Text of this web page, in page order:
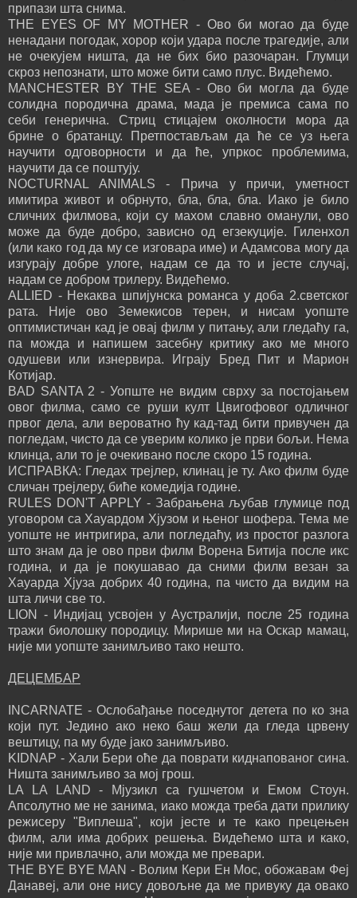
припази шта снима.
THE EYES OF MY MOTHER - Ово би могао да буде
ненадани погодак, хорор који удара после трагедије, али
не очекујем ништа, да не бих био разочаран. Глумци
скроз непознати, што може бити само плус. Видећемо.
MANCHESTER BY THE SEA - Ово би могла да буде
солидна породична драма, мада је премиса сама по
себи генерична. Стриц стицајем околности мора да
брине о братанцу. Претпостављам да ће се уз њега
научити одговорности и да ће, упркос проблемима,
научити да се поштују.
NOCTURNAL ANIMALS - Прича у причи, уметност
имитира живот и обрнуто, бла, бла, бла. Иако је било
сличних филмова, који су махом славно оманули, ово
може да буде добро, зависно од егзекуције. Гиленхол
(или како год да му се изговара име) и Адамсова могу да
изгурају добре улоге, надам се да то и јесте случај,
надам се добром трилеру. Видећемо.
ALLIED - Некаква шпијунска романса у доба 2.светског
рата. Није ово Земекисов терен, и нисам уопште
оптимистичан кад је овај филм у питању, али гледаћу га,
па можда и напишем засебну критику ако ме много
одушеви или изнервира. Играју Бред Пит и Марион
Котијар.
BAD SANTA 2 - Уопште не видим сврху за постојањем
овог филма, само се руши култ Цвигофовог одличног
првог дела, али вероватно ћу кад-тад бити привучен да
погледам, чисто да се уверим колико је први бољи. Нема
клинца, али то је очекивано после скоро 15 година.
ИСПРАВКА: Гледах трејлер, клинац је ту. Ако филм буде
сличан трејлеру, биће комедија године.
RULES DON'T APPLY - Забрањена љубав глумице под
уговором са Хауардом Хјузом и њеног шофера. Тема ме
уопште не интригира, али погледаћу, из простог разлога
што знам да је ово први филм Ворена Битија после икс
година, и да је покушавао да сними филм везан за
Хауарда Хјуза добрих 40 година, па чисто да видим на
шта личи све то.
LION - Индијац усвојен у Аустралији, после 25 година
тражи биолошку породицу. Мирише ми на Оскар мамац,
није ми уопште занимљиво тако нешто.
ДЕЦЕМБАР
INCARNATE - Ослобађање поседнутог детета по ко зна
који пут. Једино ако неко баш жели да гледа црвену
вештицу, па му буде јако занимљиво.
KIDNAP - Хали Бери оће да поврати киднапованог сина.
Ништа занимљиво за мој грош.
LA LA LAND - Мјузикл са гушчетом и Емом Стоун.
Апсолутно ме не занима, иако можда треба дати прилику
режисеру "Виплеша", који јесте и те како прецењен
филм, али има добрих решења. Видећемо шта и како,
није ми привлачно, али можда ме превари.
THE BYE BYE MAN - Волим Кери Ен Мос, обожавам Феј
Данавеј, али оне нису довољне да ме привуку да овако